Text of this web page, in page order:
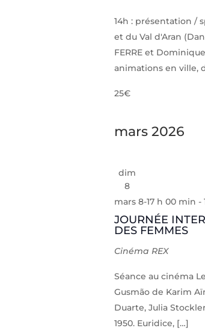
14h : présentation /
et du Val d'Aran
FERRE et
animations en ville,
25€
mars 2026
dim
8
JOURNÉE
DES FEMMES
mars 8-17 h 00 min -
Cinéma REX
Séance au cinéma
Gusmão de Karim
Duarte, Julia
1950. Euridice, […]